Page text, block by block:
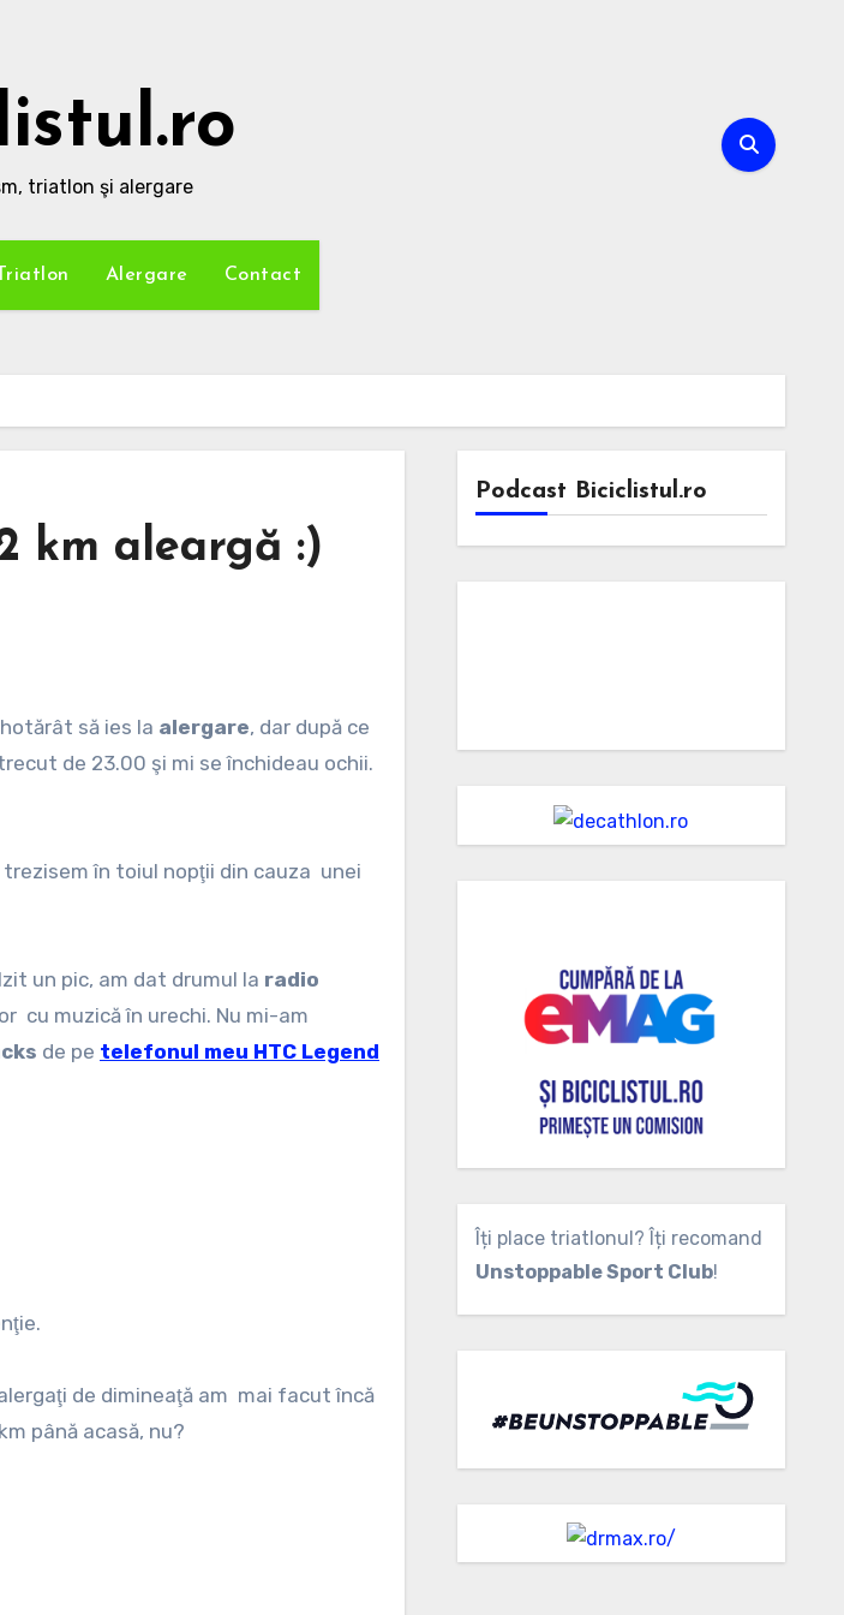
triatlon şi alergare
Triatlon Alergare Contact
km aleargă :)
să ies la alergare, dar după ce
de 23.00 şi mi se închideau ochii.
în toiul nopţii din cauza unei
un pic, am dat drumul la radio
cu muzică în urechi. Nu mi-am
de pe telefonul meu HTC Legend
de dimineaţă am mai facut încă
până acasă, nu?
Podcast Biciclistul.ro
Îți place triatlonul? Îți recomand
Unstoppable Sport Club!